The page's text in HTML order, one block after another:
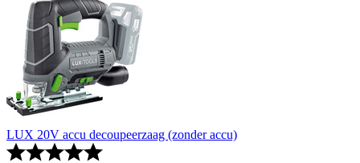
LUX 20V accu decoupeerzaag (zonder accu)